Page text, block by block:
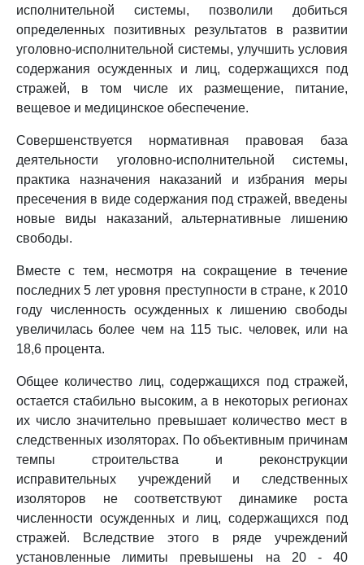
исполнительной системы, позволили добиться
определенных позитивных результатов в развитии
уголовно-исполнительной системы, улучшить условия
содержания осужденных и лиц, содержащихся под
стражей, в том числе их размещение, питание,
вещевое и медицинское обеспечение.
Совершенствуется нормативная правовая база
деятельности уголовно-исполнительной системы,
практика назначения наказаний и избрания меры
пресечения в виде содержания под стражей, введены
новые виды наказаний, альтернативные лишению
свободы.
Вместе с тем, несмотря на сокращение в течение
последних 5 лет уровня преступности в стране, к 2010
году численность осужденных к лишению свободы
увеличилась более чем на 115 тыс. человек, или на
18,6 процента.
Общее количество лиц, содержащихся под стражей,
остается стабильно высоким, а в некоторых регионах
их число значительно превышает количество мест в
следственных изоляторах. По объективным причинам
темпы строительства и реконструкции
исправительных учреждений и следственных
изоляторов не соответствуют динамике роста
численности осужденных и лиц, содержащихся под
стражей. Вследствие этого в ряде учреждений
установленные лимиты превышены на 20 - 40